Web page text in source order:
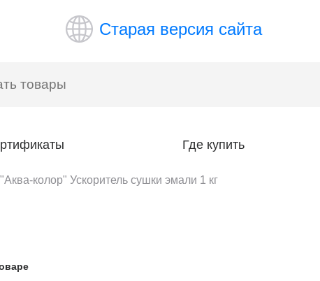
Старая версия сайта
Где купить
"Аква-колор" Ускоритель сушки эмали 1 кг